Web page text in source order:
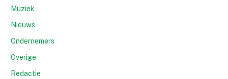
Muziek
Nieuws
Ondernemers
Overige
Redactie